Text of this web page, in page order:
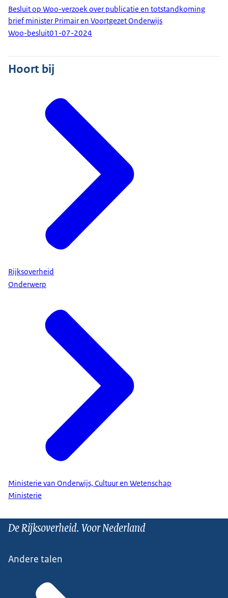
Besluit op Woo-verzoek over publicatie en totstandkoming
brief minister Primair en Voortgezet Onderwijs
Woo-besluit01-07-2024
Hoort bij
Rijksoverheid
Onderwerp
Ministerie van Onderwijs, Cultuur en Wetenschap
Ministerie
De Rijksoverheid. Voor Nederland
Andere talen